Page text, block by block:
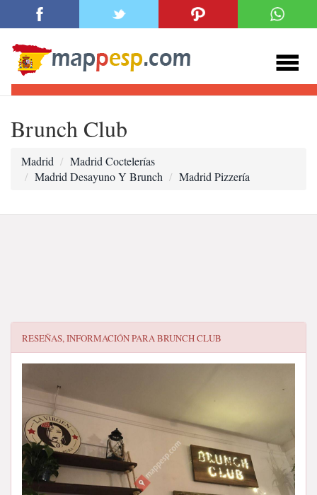
Brunch Club
Madrid
Madrid Coctelerías
Madrid Desayuno Y Brunch
Madrid Pizzería
RESEÑAS, INFORMACIÓN PARABRUNCH CLUB